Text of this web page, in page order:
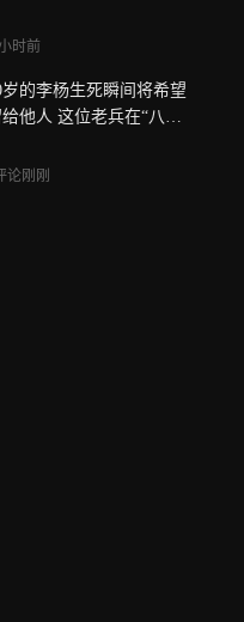
时前
岁的李杨生死瞬间将希望
他人 这位老兵在“八一”
论刚刚